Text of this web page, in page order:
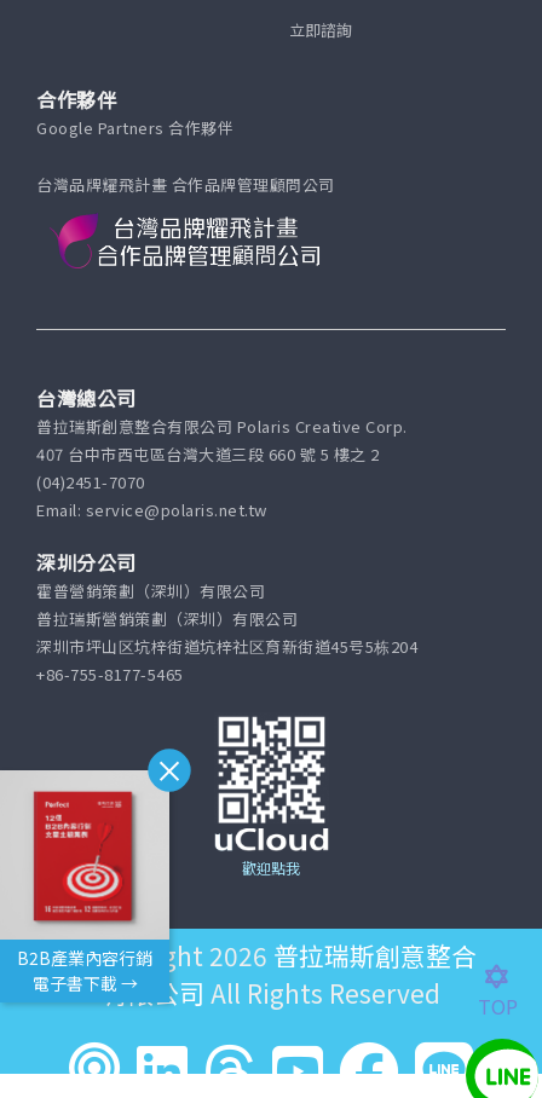
B2B產業內容行銷
電子書下載 →
立即諮詢
合作夥伴
Google Partners 合作夥伴
台灣品牌耀飛計畫 合作品牌管理顧問公司
台灣總公司
普拉瑞斯創意整合有限公司 Polaris Creative Corp.
407 台中市西屯區台灣大道三段 660 號 5 樓之 2
(04)2451-7070
Email: service@polaris.net.tw
深圳分公司
霍普營銷策劃（深圳）有限公司
普拉瑞斯營銷策劃（深圳）有限公司
深圳市坪山区坑梓街道坑梓社区育新街道45号5栋204
+86-755-8177-5465
歡迎點我
©Copyright 2026 普拉瑞斯創意整合
有限公司 All Rights Reserved TOP